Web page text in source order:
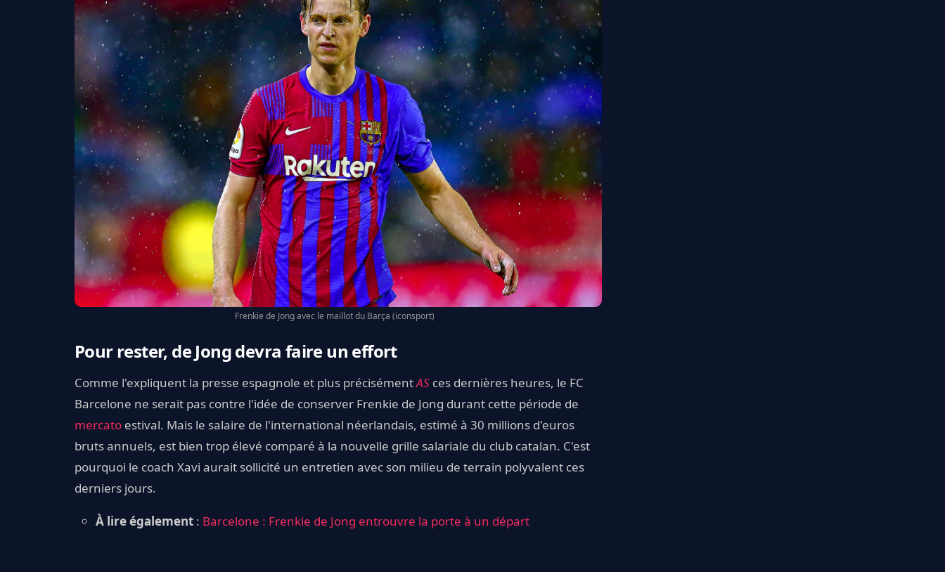
Frenkie de Jong avec le maillot du Barça (iconsport)
Pour rester, de Jong devra faire un effort
Comme l'expliquent la presse espagnole et plus précisémentAS ces dernières heures, le FC
Barcelone ne serait pas contre l'idée de conserver Frenkie de Jong durant cette période de
mercato estival. Mais le salaire de l'international néerlandais, estimé à 30 millions d'euros
bruts annuels, est bien trop élevé comparé à la nouvelle grille salariale du club catalan. C'est
pourquoi le coach Xavi aurait sollicité un entretien avec son milieu de terrain polyvalent ces
derniers jours.
À lire également : Barcelone : Frenkie de Jong entrouvre la porte à un départ